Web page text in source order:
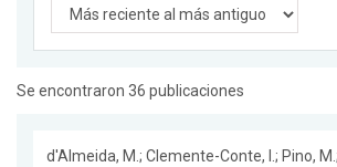
Se encontraron 36 publicaciones
d'Almeida, M.; Clemente-Conte, I.; Pino,